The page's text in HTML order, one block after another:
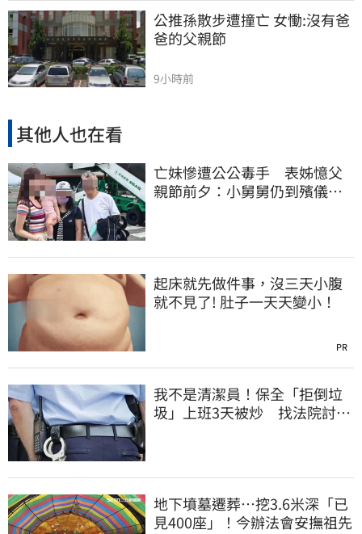
公推孫散步遭撞亡 女慟:沒有爸
爸的父親節
9小時前
其他人也在看
亡妹慘遭公公毒手 表姊憶父
親節前夕：小舅舅仍到殯儀館
起床就先做件事，沒三天小腹
就不見了! 肚子一天天變小！
PR
我不是清潔員！保全「拒倒垃
圾」上班3天被炒 找法院討公
地下墳墓遷葬…挖3.6米深「已
見400座」！今辦法會安撫祖先